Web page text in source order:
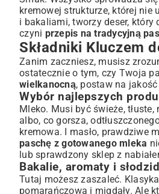
Modyfikacje i wariacje przepisu
Podawanie i Przechowywanie
Pomysły na dekorację paschy
Jak długo pascha zachowuje
Pascha w Kontekście Innych
Podsumowanie: Celebracja
kremowej strukturze, której nie
i bakaliami, tworzy deser, który
czyni przepis na tradycyjną
Składniki Kluczem
Zanim zaczniesz, musisz
ostatecznie o tym, czy Twoja
wielkanocną, postaw na
Wybór najlepszych
Mleko. Musi być świeże,
albo, co gorsza,
kremowa. I masło, prawdziwe
paschę z gotowanego mleka
lub sprawdzony sklep z
Bakalie, aromaty i
Tutaj możesz zaszaleć.
pomarańczowa i migdały. Ale